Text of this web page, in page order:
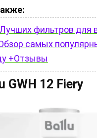
фильтров для
самых
+Отзывы
GWH 12 Fiery